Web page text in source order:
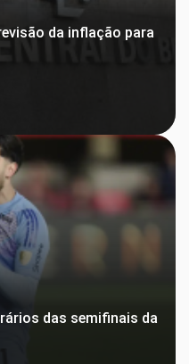
da inflação para
das semifinais da